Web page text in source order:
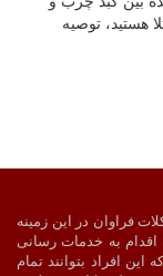
هستید، توصیه
با پیک در شیراز
فراوان در این زمینه
اقدام به خدمات رسانی
افراد بتوانند تمام